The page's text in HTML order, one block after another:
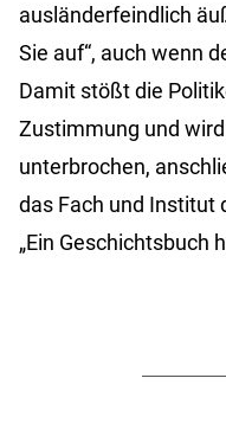
ausländerfeindlich
Sie auf“, auch wenn
Damit stößt die
Zustimmung und
unterbrochen,
das Fach und Institut
„Ein Geschichtsbuch